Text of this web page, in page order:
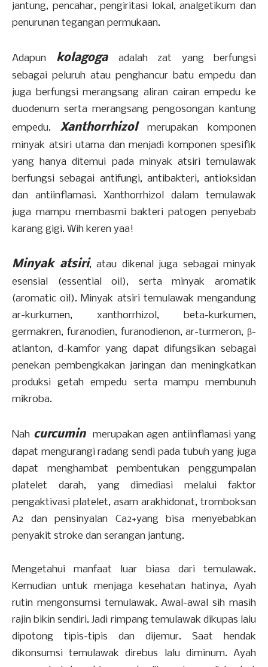
jantung, pencahar, pengiritasi lokal, analgetikum dan
penurunan tegangan permukaan.
Adapun kolagoga adalah zat yang berfungsi
sebagai peluruh atau penghancur batu empedu dan
juga berfungsi merangsang aliran cairan empedu ke
duodenum serta merangsang pengosongan kantung
empedu. Xanthorrhizolmerupakan komponen
minyak atsiri utama dan menjadi komponen spesifik
yang hanya ditemui pada minyak atsiri temulawak
berfungsi sebagai antifungi, antibakteri, antioksidan
dan antiinflamasi. Xanthorrhizol dalam temulawak
juga mampu membasmi bakteri patogen penyebab
karang gigi. Wih keren yaa!
Minyak atsiri, atau dikenal juga sebagai minyak
esensial (essential oil), serta minyak aromatik
(aromatic oil). Minyak atsiri temulawak mengandung
ar-kurkumen, xanthorrhizol, beta-kurkumen,
germakren, furanodien, furanodienon, ar-turmeron, β-
atlanton, d-kamfor yang dapat difungsikan sebagai
penekan pembengkakan jaringan dan meningkatkan
produksi getah empedu serta mampu membunuh
mikroba.
Nah curcumin merupakan agen antiinflamasi yang
dapat mengurangi radang sendi pada tubuh yang juga
dapat menghambat pembentukan penggumpalan
platelet darah, yang dimediasi melalui faktor
pengaktivasi platelet, asam arakhidonat, tromboksan
A2 dan pensinyalan Ca2+yang bisa menyebabkan
penyakit stroke dan serangan jantung.
Mengetahui manfaat luar biasa dari temulawak.
Kemudian untuk menjaga kesehatan hatinya, Ayah
rutin mengonsumsi temulawak. Awal-awal sih masih
rajin bikin sendiri. Jadi rimpang temulawak dikupas lalu
dipotong tipis-tipis dan dijemur. Saat hendak
dikonsumsi temulawak direbus lalu diminum. Ayah